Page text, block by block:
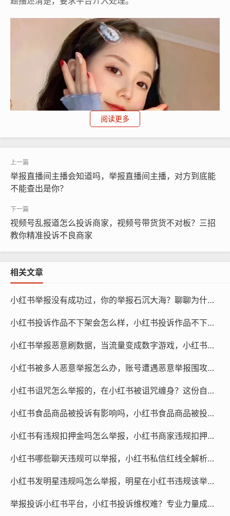
什么“已记录反馈”、“1-3个工作日回复”，然后就没有然后
了专业的维权团队才解决。
说到这必须提醒大家,如果自己投诉一周还没结果，别再死
磕浪费时间，有些专业处理电商纠纷的团队确实有渠道和
么施压才有效，我找的那个团队三天就帮我把运费追回来
了，虽然花了一点服务费，但比起耗费的精力和时间成
每一次较真，都是在维护我们消费者的合法权益。
@作品代处理
本文链接： https://www.rtcyy.com/post/160873.html
阅读更多
举报直播间主播会知道吗，举报直播间主播，对方到底能
不能查出是你？
视频号乱报道怎么投诉商家，视频号带货货不对板？三招
教你精准投诉不良商家
相关文章
小红书举报没有成功过，你的举报石沉大海？聊聊为什么小红书投诉总像拳头打棉花
小红书投诉作品不下架会怎么样，小红书投诉作品不下架，后果远比你想象的严重
小红书举报恶意刷数据，当流量变成数字游戏，小红书举报恶意刷数据，一场守护真实的集体行动
小红书被多人恶意举报怎么办，账号遭遇恶意举报围攻？冷静应对与专业突围的实战指南
小红书诅咒怎么举报的，在小红书被诅咒缠身？这份自救举报指南请收好
小红书食品商品被投诉有影响吗，小红书食品商品被投诉，对你的生意影响到底有多大？
小红书有违规扣押金吗怎么举报，小红书商家违规扣押金怎么办？真实经历教你如何举报维权
小红书哪些聊天违规可以举报，小红书私信红线全解析，这五类聊天内容一举报一个准
小红书发明星违规吗怎么举报，明星在小红书违规该举报吗？手把手教你正确维权与借力专业团队
举报投诉小红书平台，小红书投诉维权难？专业力量成破局关键